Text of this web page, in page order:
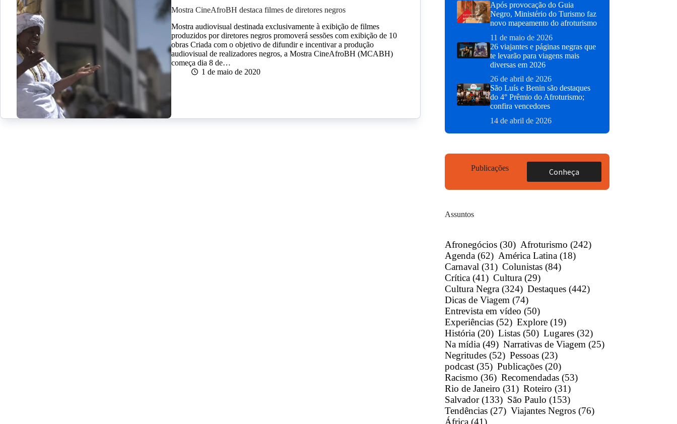
Mostra CineAfroBH destaca filmes de diretores negros
Mostra audiovisual destinada exclusivamente à exibição de filmes
produzidos por diretores negros promoverá sessões com exibição de 10
obras Criada com o objetivo de difundir e incentivar a produção
audiovisual de realizadores negros, a Mostra CineAfroBH (MCABH)
começa dia 8 de…
1 de maio de 2020
Após provocação do Guia
Negro, Ministério do Turismo faz
novo mapeamento do afroturismo
11 de maio de 2026
26 viajantes e páginas negras que
te levarão para viagens mais
diversas em 2026
26 de abril de 2026
São Luís e Benin são destaques
do 4° Prêmio do Afroturismo;
confira vencedores
14 de abril de 2026
Publicações Conheça
Assuntos
Afronegócios (30) Afroturismo (242)
Agenda (62) América Latina (18)
Carnaval (31) Colunistas (84)
Crítica (41) Cultura (29)
Cultura Negra (324) Destaques (442)
Dicas de Viagem (74)
Entrevista em vídeo (50)
Experiências (52) Explore (19)
História (20) Listas (50) Lugares (32)
Na mídia (49) Narrativas de Viagem (25)
Negritudes (52) Pessoas (23)
podcast (35) Publicações (20)
Racismo (36) Recomendadas (53)
Rio de Janeiro (31) Roteiro (31)
Salvador (133) São Paulo (153)
Tendências (27) Viajantes Negros (76)
África (41)